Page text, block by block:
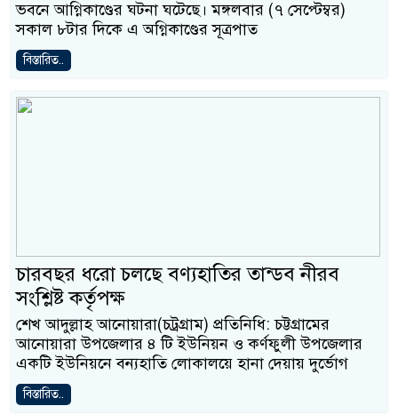
ভবনে আগ্নিকাণ্ডের ঘটনা ঘটেছে। মঙ্গলবার (৭ সেপ্টেম্বর)
সকাল ৮টার দিকে এ অগ্নিকাণ্ডের সূত্রপাত
বিস্তারিত..
চারবছর ধরো চলছে বণ্যহাতির তান্ডব নীরব
সংশ্লিষ্ট কর্তৃপক্ষ
শেখ আদুল্লাহ আনোয়ারা(চট্রগ্রাম) প্রতিনিধি: চট্টগ্রামের
আনোয়ারা উপজেলার ৪ টি ইউনিয়ন ও কর্ণফুলী উপজেলার
একটি ইউনিয়নে বন্যহাতি লোকালয়ে হানা দেয়ায় দুর্ভোগ
বিস্তারিত..